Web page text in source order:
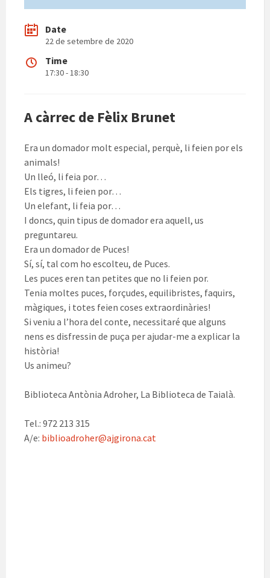
Date
22 de setembre de 2020
Time
17:30 - 18:30
A càrrec de Fèlix Brunet
Era un domador molt especial, perquè, li feien por els
animals!
Un lleó, li feia por…
Els tigres, li feien por…
Un elefant, li feia por…
I doncs, quin tipus de domador era aquell, us
preguntareu.
Era un domador de Puces!
Sí, sí, tal com ho escolteu, de Puces.
Les puces eren tan petites que no li feien por.
Tenia moltes puces, forçudes, equilibristes, faquirs,
màgiques, i totes feien coses extraordinàries!
Si veniu a l’hora del conte, necessitaré que alguns
nens es disfressin de puça per ajudar-me a explicar la
història!
Us animeu?
Biblioteca Antònia Adroher, La Biblioteca de Taialà.
Tel.: 972 213 315
A/e: biblioadroher@ajgirona.cat